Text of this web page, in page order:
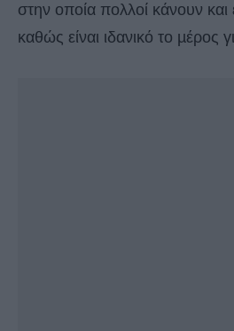
στην οποία πολλοί κάνουν
καθώς είναι ιδανικό το µέρος